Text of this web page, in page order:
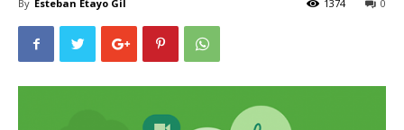
By Esteban Etayo Gil 0
1374